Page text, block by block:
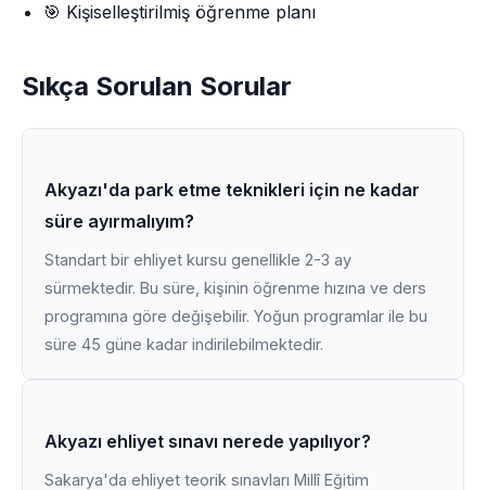
🎯 Kişiselleştirilmiş öğrenme planı
Sıkça Sorulan Sorular
Akyazı'da park etme teknikleri için ne kadar
süre ayırmalıyım?
Standart bir ehliyet kursu genellikle 2-3 ay
sürmektedir. Bu süre, kişinin öğrenme hızına ve ders
programına göre değişebilir. Yoğun programlar ile bu
süre 45 güne kadar indirilebilmektedir.
Akyazı ehliyet sınavı nerede yapılıyor?
Sakarya'da ehliyet teorik sınavları Millî Eğitim